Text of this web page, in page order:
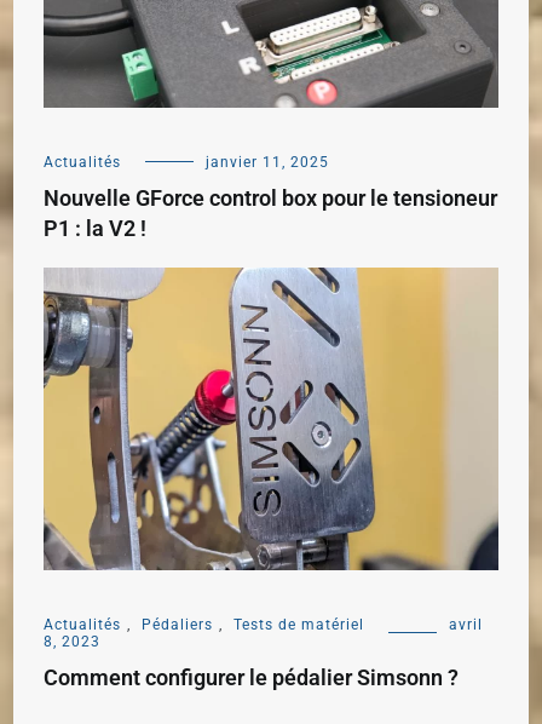
Actualités janvier 11, 2025
Nouvelle GForce control box pour le tensioneur
P1 : la V2 !
Actualités , Pédaliers , Tests de matériel
avril
8, 2023
Comment configurer le pédalier Simsonn ?